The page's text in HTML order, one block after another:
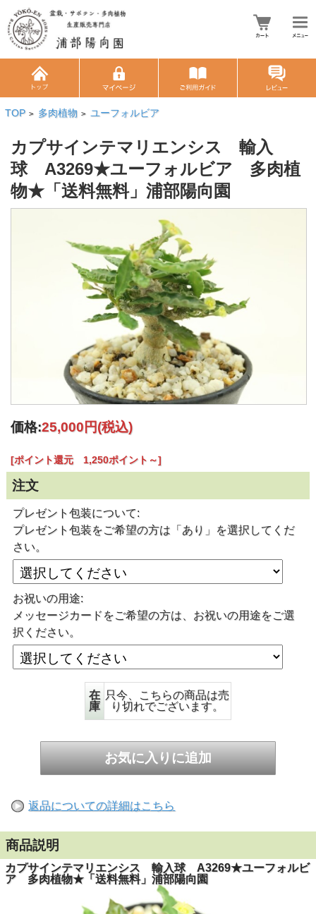
TOP > 多肉植物 > ユーフォルビア
カプサインテマリエンシス 輸入
球 A3269★ユーフォルビア 多肉植
物★「送料無料」浦部陽向園
価格:25,000円(税込)
[ポイント還元 1,250ポイント～]
注文
プレゼント包装について:
プレゼント包装をご希望の方は「あり」を選択してくだ
さい。
お祝いの用途:
メッセージカードをご希望の方は、お祝いの用途をご選
択ください。
在
庫
只今、こちらの商品は売
り切れでございます。
返品についての詳細はこちら
商品説明
カプサインテマリエンシス 輸入球 A3269★ユーフォルビ
ア 多肉植物★「送料無料」浦部陽向園